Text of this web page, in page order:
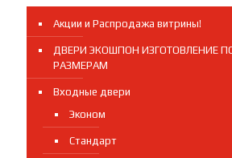
Акции и Распродажа витрины!
ДВЕРИ ЭКОШПОН ИЗГОТОВЛЕНИЕ
РАЗМЕРАМ
Входные двери
Эконом
Стандарт